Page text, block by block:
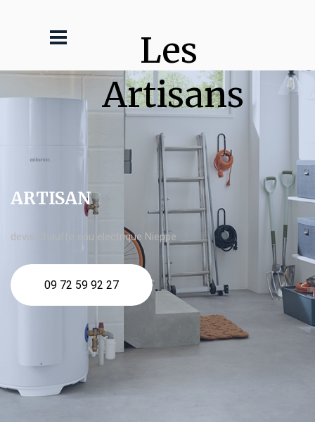
Les
Artisans
ARTISAN
devis Chauffe eau electrique Nieppe
09 72 59 92 27